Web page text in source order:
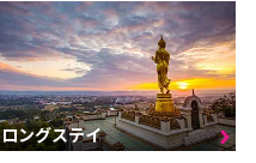
ロングステイ